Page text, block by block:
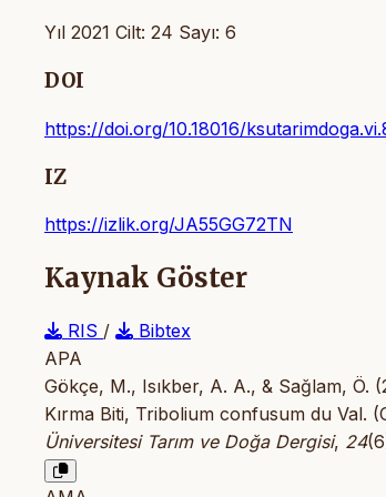
Yıl 2021 Cilt: 24 Sayı: 6
DOI
https://doi.org/10.18016/
IZ
https://izlik.org/JA55GG72TN
Kaynak Göster
RIS /
Bibtex
APA
Gökçe, M., Isıkber, A. A., & Sağlam, Ö.
Kırma Biti, Tribolium confusum du Val.
Üniversitesi Tarım ve Doğa Dergisi, 24